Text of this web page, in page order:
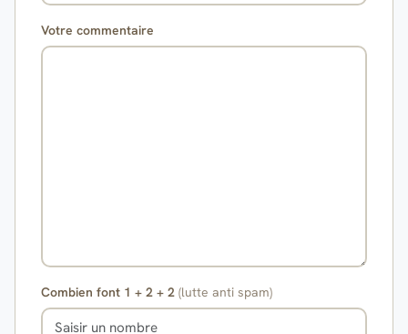
Votre commentaire
Combien font 1 + 2 + 2 (lutte anti spam)